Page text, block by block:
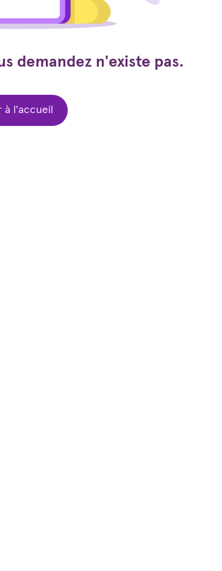
demandez n'existe pas.
à l'accueil